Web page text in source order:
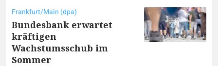
Frankfurt/Main (dpa)
Bundesbank erwartet
kräftigen
Wachstumsschub im
Sommer